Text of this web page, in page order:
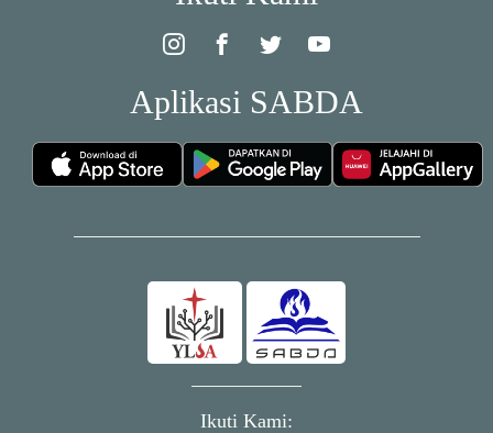
Aplikasi SABDA
Ikuti Kami: